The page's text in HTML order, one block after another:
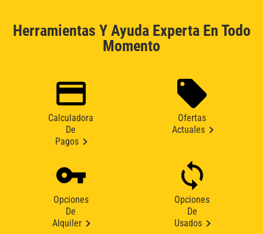
Herramientas Y Ayuda Experta En Todo
Momento
Calculadora
De
Pagos
Ofertas
Actuales
Opciones
De
Alquiler
Opciones
De
Usados